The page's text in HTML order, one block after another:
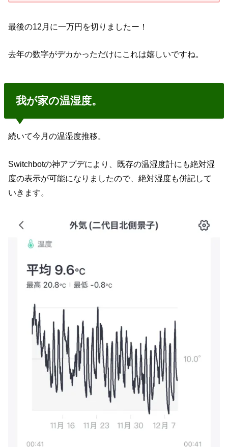
最後の12月に一万円を切りましたー！
去年の数字がデカかっただけにこれは嬉しいですね。
我が家の温湿度。
続いて今月の温湿度推移。
Switchbotの神アプデにより、既存の温湿度計にも絶対湿
度の表示が可能になりましたので、絶対湿度も併記して
いきます。